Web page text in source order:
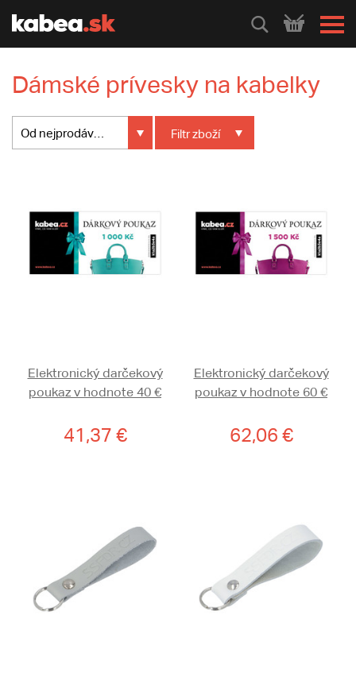
HLEDEJ
Dámské prívesky na kabelky
Filtrzboží
Elektronický darčekový
poukaz v hodnote 40 €
41,37 €
Elektronický darčekový
poukaz v hodnote 60 €
62,06 €